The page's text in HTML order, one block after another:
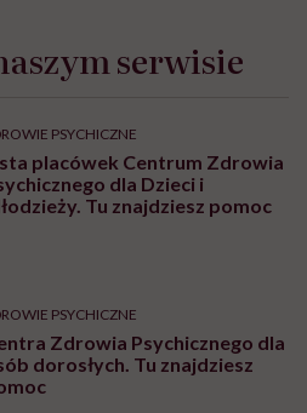
serwisie
PSYCHICZNE
placówek Centrum Zdrowia
dla Dzieci i
Tu znajdziesz pomoc
PSYCHICZNE
Zdrowia Psychicznego dla
dorosłych. Tu znajdziesz